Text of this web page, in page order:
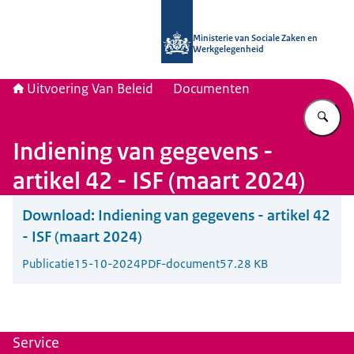
Ministerie van Sociale Zaken en
Werkgelegenheid
Uitvoering Van Beleid Documenten
Indiening van gegevens -
artikel 42 - ISF (maart 2024)
Download: Indiening van gegevens - artikel 42
- ISF (maart 2024)
Publicatie15-10-2024PDF-document57.28 KB
Service